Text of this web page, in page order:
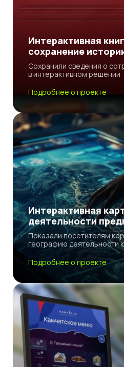
Интерактивная
сохранение
Сохранили сведения о
в интерактивном решении
Подробнее о проекте
Интерактивная
деятельности
Показали посетителям
географию деятельности
Подробнее о проекте